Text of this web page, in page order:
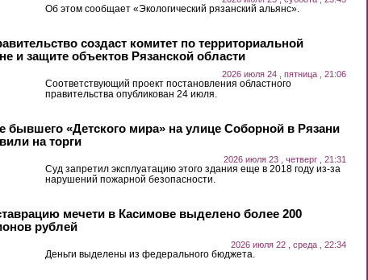
Об этом сообщает «Экологический рязанский альянс».
создаст комитет по территориальной
и защите объектов Рязанской области
2026 июля 24 , пятница , 21:06
Соответствующий проект постановления областного
правительства опубликован 24 июля.
бывшего «Детского мира» на улице Соборной в Рязани
на торги
2026 июля 23 , четверг , 21:31
Суд запретил эксплуатацию этого здания еще в 2018 году из-за
нарушений пожарной безопасности.
мечети в Касимове выделено более 200
рублей
2026 июля 22 , среда , 22:34
Деньги выделены из федерального бюджета.